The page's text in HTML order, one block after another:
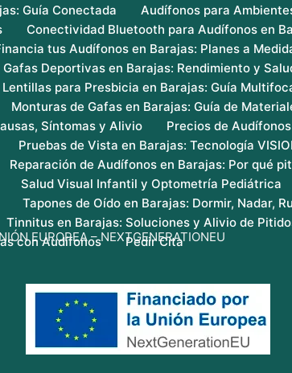
Guía Conectada
Audífonos para
Conectividad Bluetooth para Audífonos en
tus Audífonos en Barajas: Planes a
Gafas Deportivas en Barajas: Rendimiento y
Lentillas para Presbicia en Barajas: Guía
Monturas de Gafas en Barajas: Guía de
Síntomas y Alivio
Precios de
Pruebas de Vista en Barajas: Tecnología
Reparación de Audífonos en Barajas: Por qué
Salud Visual Infantil y Optometría Pediátrica
Tapones de Oído en Barajas: Dormir, Nadar,
Tinnitus en Barajas: Soluciones y Alivio de
con Audífonos
Pedir Cita
EUROPEA – NEXTGENERATIONEU